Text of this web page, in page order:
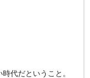
代だということ。